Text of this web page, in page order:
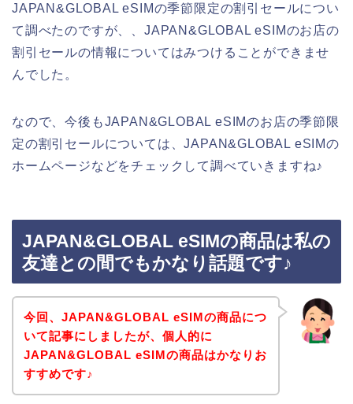
JAPAN&GLOBAL eSIMの季節限定の割引セールについ
て調べたのですが、、JAPAN&GLOBAL eSIMのお店の
割引セールの情報についてはみつけることができませ
んでした。
なので、今後もJAPAN&GLOBAL eSIMのお店の季節限
定の割引セールについては、JAPAN&GLOBAL eSIMの
ホームページなどをチェックして調べていきますね♪
JAPAN&GLOBAL eSIMの商品は私の
友達との間でもかなり話題です♪
今回、JAPAN&GLOBAL eSIMの商品につ
いて記事にしましたが、個人的に
JAPAN&GLOBAL eSIMの商品はかなりお
すすめです♪